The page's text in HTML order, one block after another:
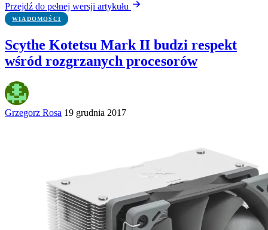
Przejdź do pełnej wersji artykułu
WIADOMOŚCI
Scythe Kotetsu Mark II budzi respekt
wśród rozgrzanych procesorów
Grzegorz Rosa 19 grudnia 2017